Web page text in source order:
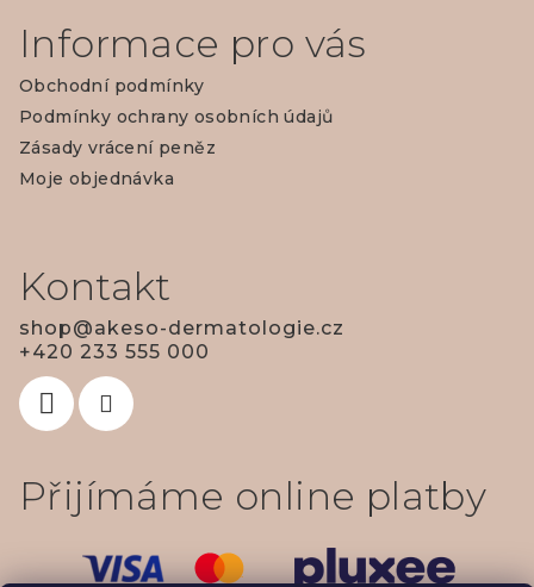
Informace pro vás
Obchodní podmínky
Podmínky ochrany osobních údajů
Zásady vrácení peněz
Moje objednávka
Kontakt
shop@akeso-dermatologie.cz
+420 233 555 000
Přijímáme online platby